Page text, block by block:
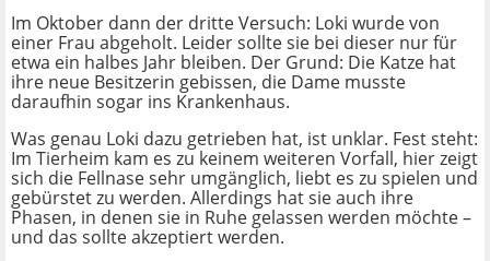
Im Oktober dann der dritte Versuch: Loki wurde von
einer Frau abgeholt. Leider sollte sie bei dieser nur für
etwa ein halbes Jahr bleiben. Der Grund: Die Katze hat
ihre neue Besitzerin gebissen, die Dame musste
daraufhin sogar ins Krankenhaus.
Was genau Loki dazu getrieben hat, ist unklar. Fest steht:
Im Tierheim kam es zu keinem weiteren Vorfall, hier zeigt
sich die Fellnase sehr umgänglich, liebt es zu spielen und
gebürstet zu werden. Allerdings hat sie auch ihre
Phasen, in denen sie in Ruhe gelassen werden möchte –
und das sollte akzeptiert werden.